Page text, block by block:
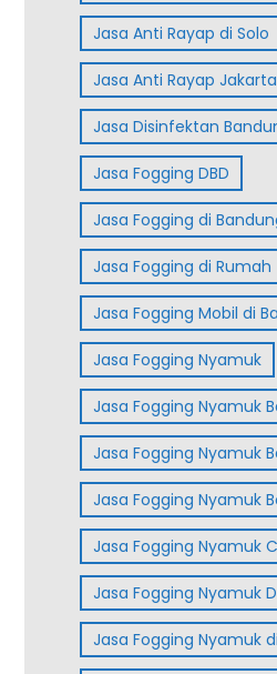
Jasa Anti Rayap di Solo
Jasa Anti Rayap Jakarta
Jasa Disinfektan
Jasa Fogging DBD
Jasa Fogging di
Jasa Fogging di Rumah
Jasa Fogging Mobil di
Jasa Fogging Nyamuk
Jasa Fogging Nyamuk
Jasa Fogging Nyamuk
Jasa Fogging Nyamuk
Jasa Fogging Nyamuk
Jasa Fogging Nyamuk
Jasa Fogging Nyamuk